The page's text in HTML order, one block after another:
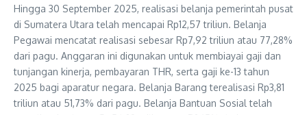
Hingga 30 September 2025, realisasi belanja pemerintah pusat
di Sumatera Utara telah mencapai Rp12,57 triliun. Belanja
Pegawai mencatat realisasi sebesar Rp7,92 triliun atau 77,28%
dari pagu. Anggaran ini digunakan untuk membiayai gaji dan
tunjangan kinerja, pembayaran THR, serta gaji ke-13 tahun
2025 bagi aparatur negara. Belanja Barang terealisasi Rp3,81
triliun atau 51,73% dari pagu. Belanja Bantuan Sosial telah